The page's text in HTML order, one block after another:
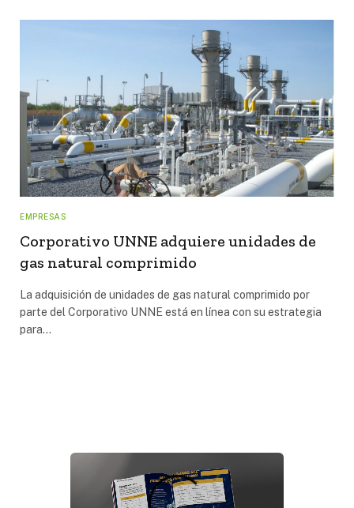
EMPRESAS
Corporativo UNNE adquiere unidades de
gas natural comprimido
La adquisición de unidades de gas natural comprimido por
parte del Corporativo UNNE está en línea con su estrategia
para…